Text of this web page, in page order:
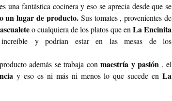
es una fantástica cocinera y eso se aprecia desde que se
un lugar de producto.Sus tomates , provenientes de
o cualquiera de los platos que enLa Encinita
increíble y podrían estar en las mesas de los
además se trabaja conmaestría y pasión , el
y eso es ni más ni menos lo que sucede enLa